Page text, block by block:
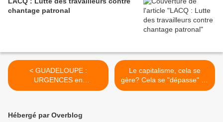
chantage patronal
< GUADELOUPE :
URGENCES en
SOUFFRANCE
Le capitalisme, cela se
gère? Cela se "dépasse" ou
cela doit être anéanti ? >
Hébergé par Overblog